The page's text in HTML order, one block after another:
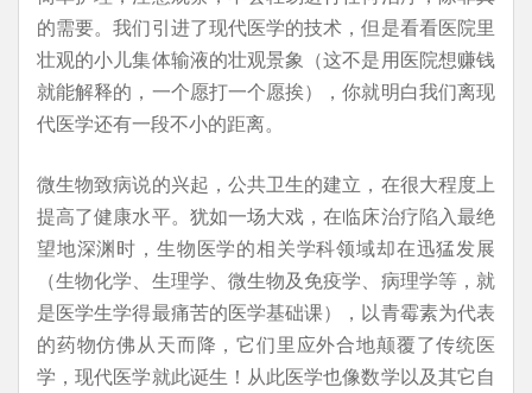
的需要。我们引进了现代医学的技术，但是看看医院里
壮观的小儿集体输液的壮观景象（这不是用医院想赚钱
就能解释的，一个愿打一个愿挨），你就明白我们离现
代医学还有一段不小的距离。
微生物致病说的兴起，公共卫生的建立，在很大程度上
提高了健康水平。犹如一场大戏，在临床治疗陷入最绝
望地深渊时，生物医学的相关学科领域却在迅猛发展
（生物化学、生理学、微生物及免疫学、病理学等，就
是医学生学得最痛苦的医学基础课），以青霉素为代表
的药物仿佛从天而降，它们里应外合地颠覆了传统医
学，现代医学就此诞生！从此医学也像数学以及其它自